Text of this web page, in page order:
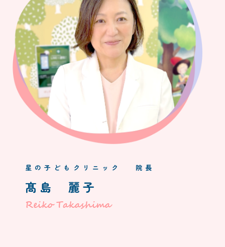
星の子どもクリニック 院⻑
髙島 麗子
Reiko Takashima